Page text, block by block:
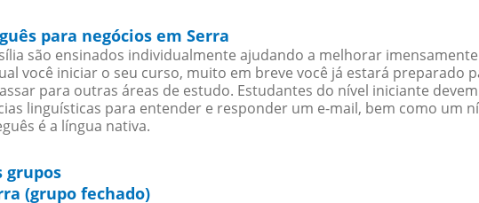
para negócios em Serra
são ensinados individualmente ajudando a melhorar
você iniciar o seu curso, muito em breve você já estará preparado
para outras áreas de estudo. Estudantes do nível iniciante
linguísticas para entender e responder um e-mail, bem como um
é a língua nativa.
grupos
(grupo fechado)